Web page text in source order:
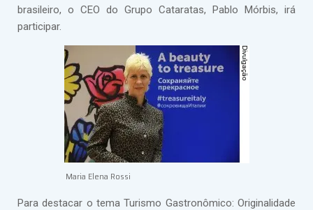
brasileiro, o CEO do Grupo Cataratas, Pablo Mórbis, irá
participar.
Maria Elena Rossi
Para destacar o tema Turismo Gastronômico: Originalidade